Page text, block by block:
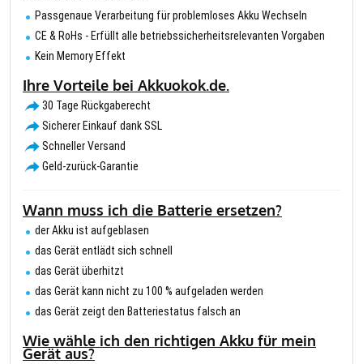
Passgenaue Verarbeitung für problemloses Akku Wechseln
CE & RoHs - Erfüllt alle betriebssicherheitsrelevanten Vorgaben
Kein Memory Effekt
Ihre Vorteile bei Akkuokok.de.
30 Tage Rückgaberecht
Sicherer Einkauf dank SSL
Schneller Versand
Geld-zurück-Garantie
Wann muss ich die Batterie ersetzen?
der Akku ist aufgeblasen
das Gerät entlädt sich schnell
das Gerät überhitzt
das Gerät kann nicht zu 100 % aufgeladen werden
das Gerät zeigt den Batteriestatus falsch an
Wie wähle ich den richtigen Akku für mein
Gerät aus?